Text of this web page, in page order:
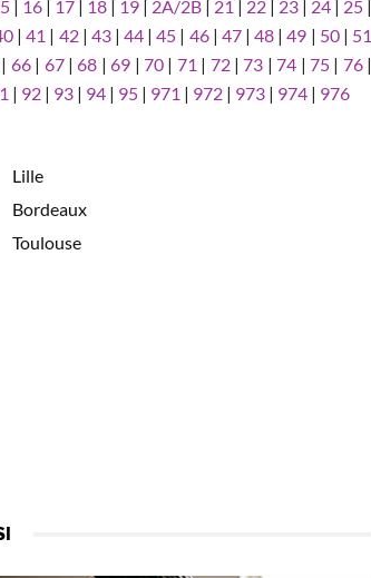
| 16| 17| 18| 19| 2A/2B| 21 | 22| 23 | 24 | 25 |
|41 | 42| 43|44 |45 | 46| 47|48 |49 | 50| 51
66| 67|68 |69 |70 | 71 | 72|73 |74 |75 | 76|
| 92 | 93 | 94 | 95 | 971 | 972 | 973 | 974 | 976
Lille
Bordeaux
Toulouse